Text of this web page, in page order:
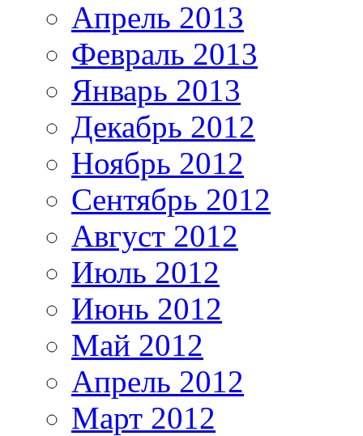
Апрель 2013
Февраль 2013
Январь 2013
Декабрь 2012
Ноябрь 2012
Сентябрь 2012
Август 2012
Июль 2012
Июнь 2012
Май 2012
Апрель 2012
Март 2012